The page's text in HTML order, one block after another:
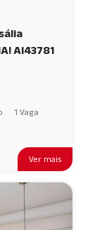
Ver mais
AI43781
1 Vaga